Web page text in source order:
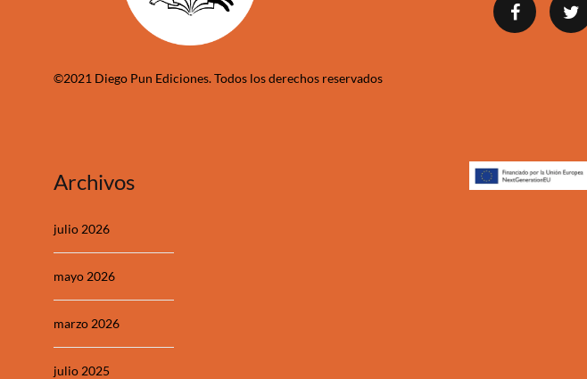
©2021 Diego Pun Ediciones. Todos los derechos reservados
Archivos
julio 2026
mayo 2026
marzo 2026
julio 2025